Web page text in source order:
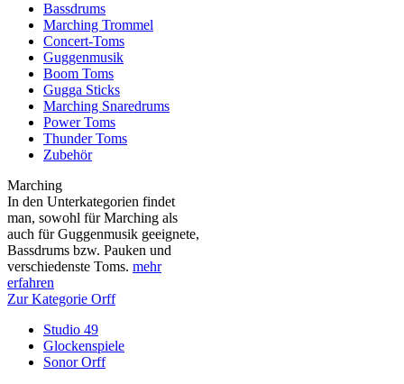
Bassdrums
Marching Trommel
Concert-Toms
Guggenmusik
Boom Toms
Gugga Sticks
Marching Snaredrums
Power Toms
Thunder Toms
Zubehör
Marching
In den Unterkategorien findet
man, sowohl für Marching als
auch für Guggenmusik geeignete,
Bassdrums bzw. Pauken und
verschiedenste Toms. mehr
erfahren
Zur Kategorie Orff
Studio 49
Glockenspiele
Sonor Orff